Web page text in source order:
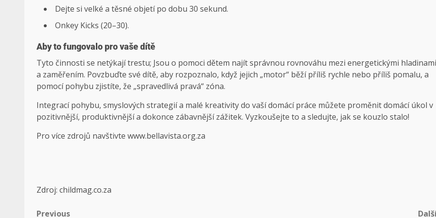
Dejte si velké a těsné objetí po dobu 30 sekund.
Onkey Kicks (20–30).
Aby to fungovalo pro vaše dítě
Tyto činnosti se netýkají trestu; Jsou o pomoci dětem najít správnou rovnováhu mezi energetickými hladinami
a zaměřením. Povzbuďte své dítě, aby rozpoznalo, když jejich „motor“ běží příliš rychle nebo příliš pomalu, a
pomocí pohybu zjistíte, že „spravedlivá pravá“ zóna.
Integrací pohybu, smyslových strategií a malé kreativity do vaší domácí práce můžete proměnit domácí úkol v
pozitivnější, produktivnější a dokonce zábavnější zážitek. Vyzkoušejte to a sledujte, jak se kouzlo stalo!
Pro více zdrojů navštivte www.bellavista.org.za
Zdroj: childmag.co.za
Previous